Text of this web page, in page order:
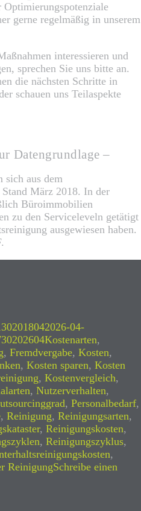
gerne regelmäßig in unserem
interessieren und
sprechen Sie uns bitte an.
die nächsten Schritte in
schauen uns Teilaspekte
Datengrundlage –
sich aus dem
März 2018. In der
Büroimmobilien
zu den Serviceleveln getätigt
ausgewiesen haben.
2026-04-
Kategorien
Kostenarten,
, Fremdvergabe, Kosten,
, Kosten sparen, Kosten
, Kostenvergleich,
, Nutzerverhalten,
, Personalbedarf,
, Reinigung, Reinigungsarten,
, Reinigungskosten,
, Reinigungszyklus,
,
ReinigungSchreibe einen